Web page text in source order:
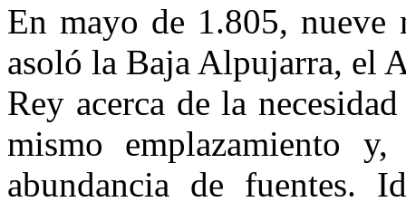
En mayo de 1.805, nueve
asoló la Baja Alpujarra, el
Rey acerca de la
mismo emplazamiento
abundancia de fuentes.